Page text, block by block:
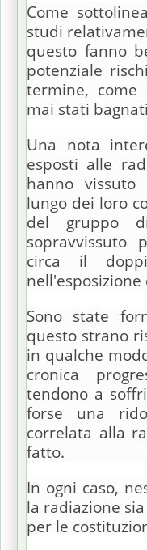
Come
studi
questo fanno
potenziale
termine,
mai stati
Una nota
esposti alle
hanno vissuto
lungo dei loro
del gruppo
circa il
Sono state
questo strano
in qualche
cronica
tendono a
forse una
correlata alla
fatto.
In ogni caso,
la radiazione
per le